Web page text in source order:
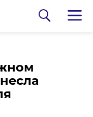
две
в
из
на